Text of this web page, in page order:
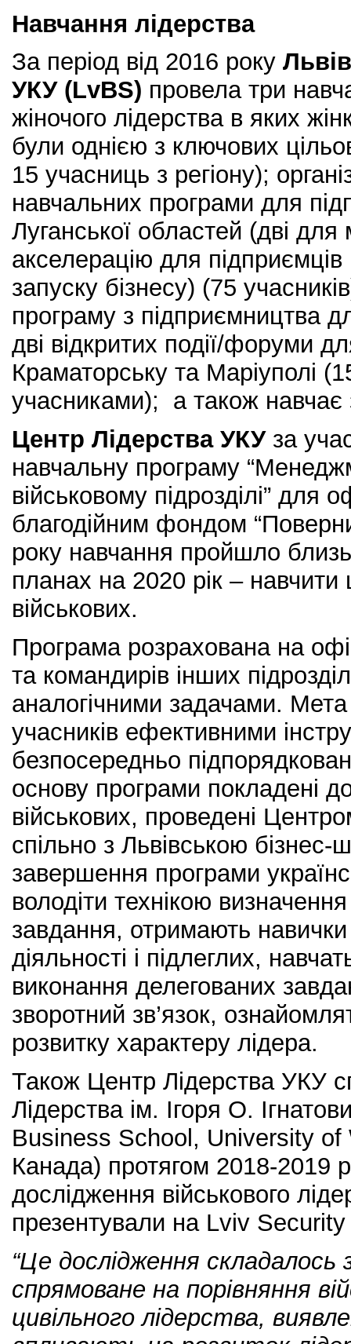
Навчання лідерства
За період від 2016 року
УКУ (LvBS) провела три
жіночого лідерства в яких
були однією з ключових
15 учасниць з регіону);
навчальних програми для
Луганської областей (дві для
акселерацію для
запуску бізнесу) (75
програму з підприємництва
дві відкритих події/форуми
Краматорську та Маріуполі
учасниками); а також навчає
Центр Лідерства УКУза
навчальну програму
військовому підрозділі” для
благодійним фондом
року навчання пройшло
планах на 2020 рік –
військових.
Програма розрахована на
та командирів інших
аналогічними задачами.
учасників ефективними
безпосередньо
основу програми покладені
військових, проведені
спільно з Львівською
завершення програми
володіти технікою
завдання, отримають
діяльності і підлеглих,
виконання делегованих
зворотний зв’язок,
розвитку характеру лідера.
Також Центр Лідерства УКУ
Лідерства ім. Ігоря О.
Business School, University of
Канада) протягом 2018-2019
дослідження військового
презентували на Lviv
“Це дослідження
спрямоване на порівняння
цивільного лідерства,